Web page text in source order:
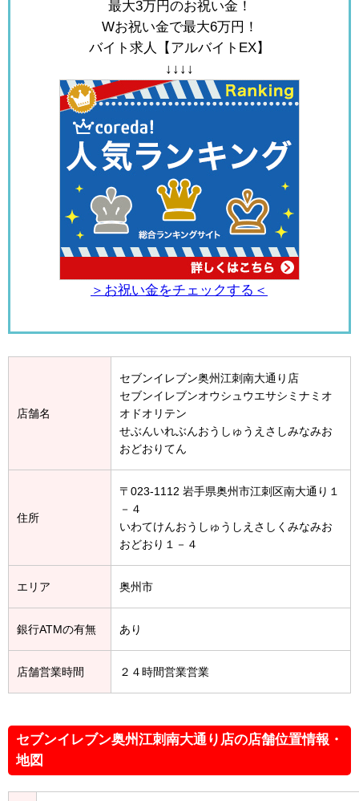
最大3万円のお祝い金！
Wお祝い金で最大6万円！
バイト求人【アルバイトEX】
↓↓↓↓
＞お祝い金をチェックする＜
店舗名
セブンイレブン奥州江刺南大通り店
セブンイレブンオウシュウエサシミナミオ
オドオリテン
せぶんいれぶんおうしゅうえさしみなみお
おどおりてん
住所
〒023-1112 岩手県奥州市江刺区南大通り１
－４
いわてけんおうしゅうしえさしくみなみお
おどおり１－４
エリア 奥州市
銀行ATMの有無 あり
店舗営業時間 ２４時間営業営業
セブンイレブン奥州江刺南大通り店の店舗位置情報・
地図